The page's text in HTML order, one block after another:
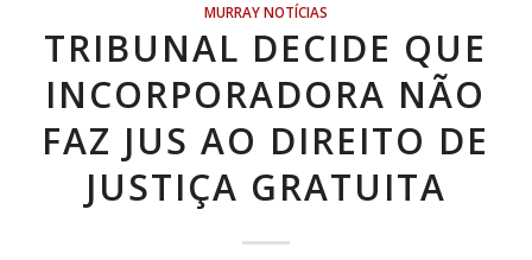
MURRAY NOTÍCIAS
TRIBUNAL DECIDE QUE
INCORPORADORA NÃO
FAZ JUS AO DIREITO DE
JUSTIÇA GRATUITA